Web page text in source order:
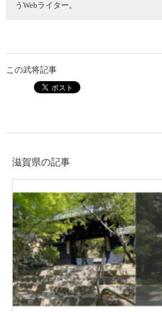
うWebライター。
この武将記事
滋賀県の記事